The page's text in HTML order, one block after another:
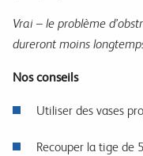
Vrai – le problème
dureront moins
Nos conseils
Utiliser des vases
Recouper la tige